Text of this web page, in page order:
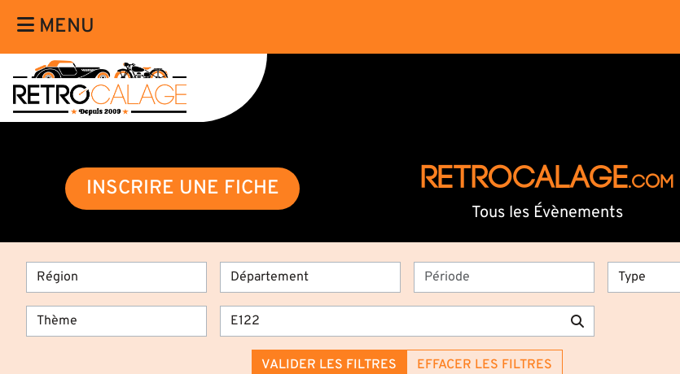
MENU
INSCRIRE UNE FICHE RETROCALAGE.com
Tous les Évènements
VALIDER LES FILTRES EFFACER LES FILTRES